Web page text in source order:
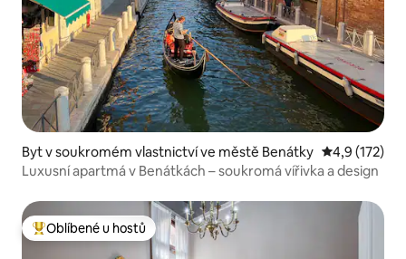
Byt v soukromém vlastnictví ve městě Benátky Průměrné
4,9 (172)
Luxusní apartmá v Benátkách – soukromá vířivka a design
Nejlepší v kategorii Oblíbené u hostů
Oblíbené u hostů